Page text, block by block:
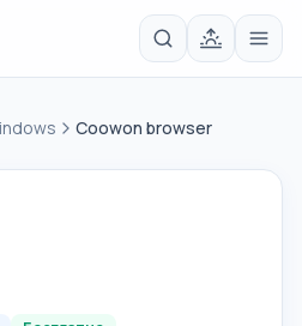
Coowon browser